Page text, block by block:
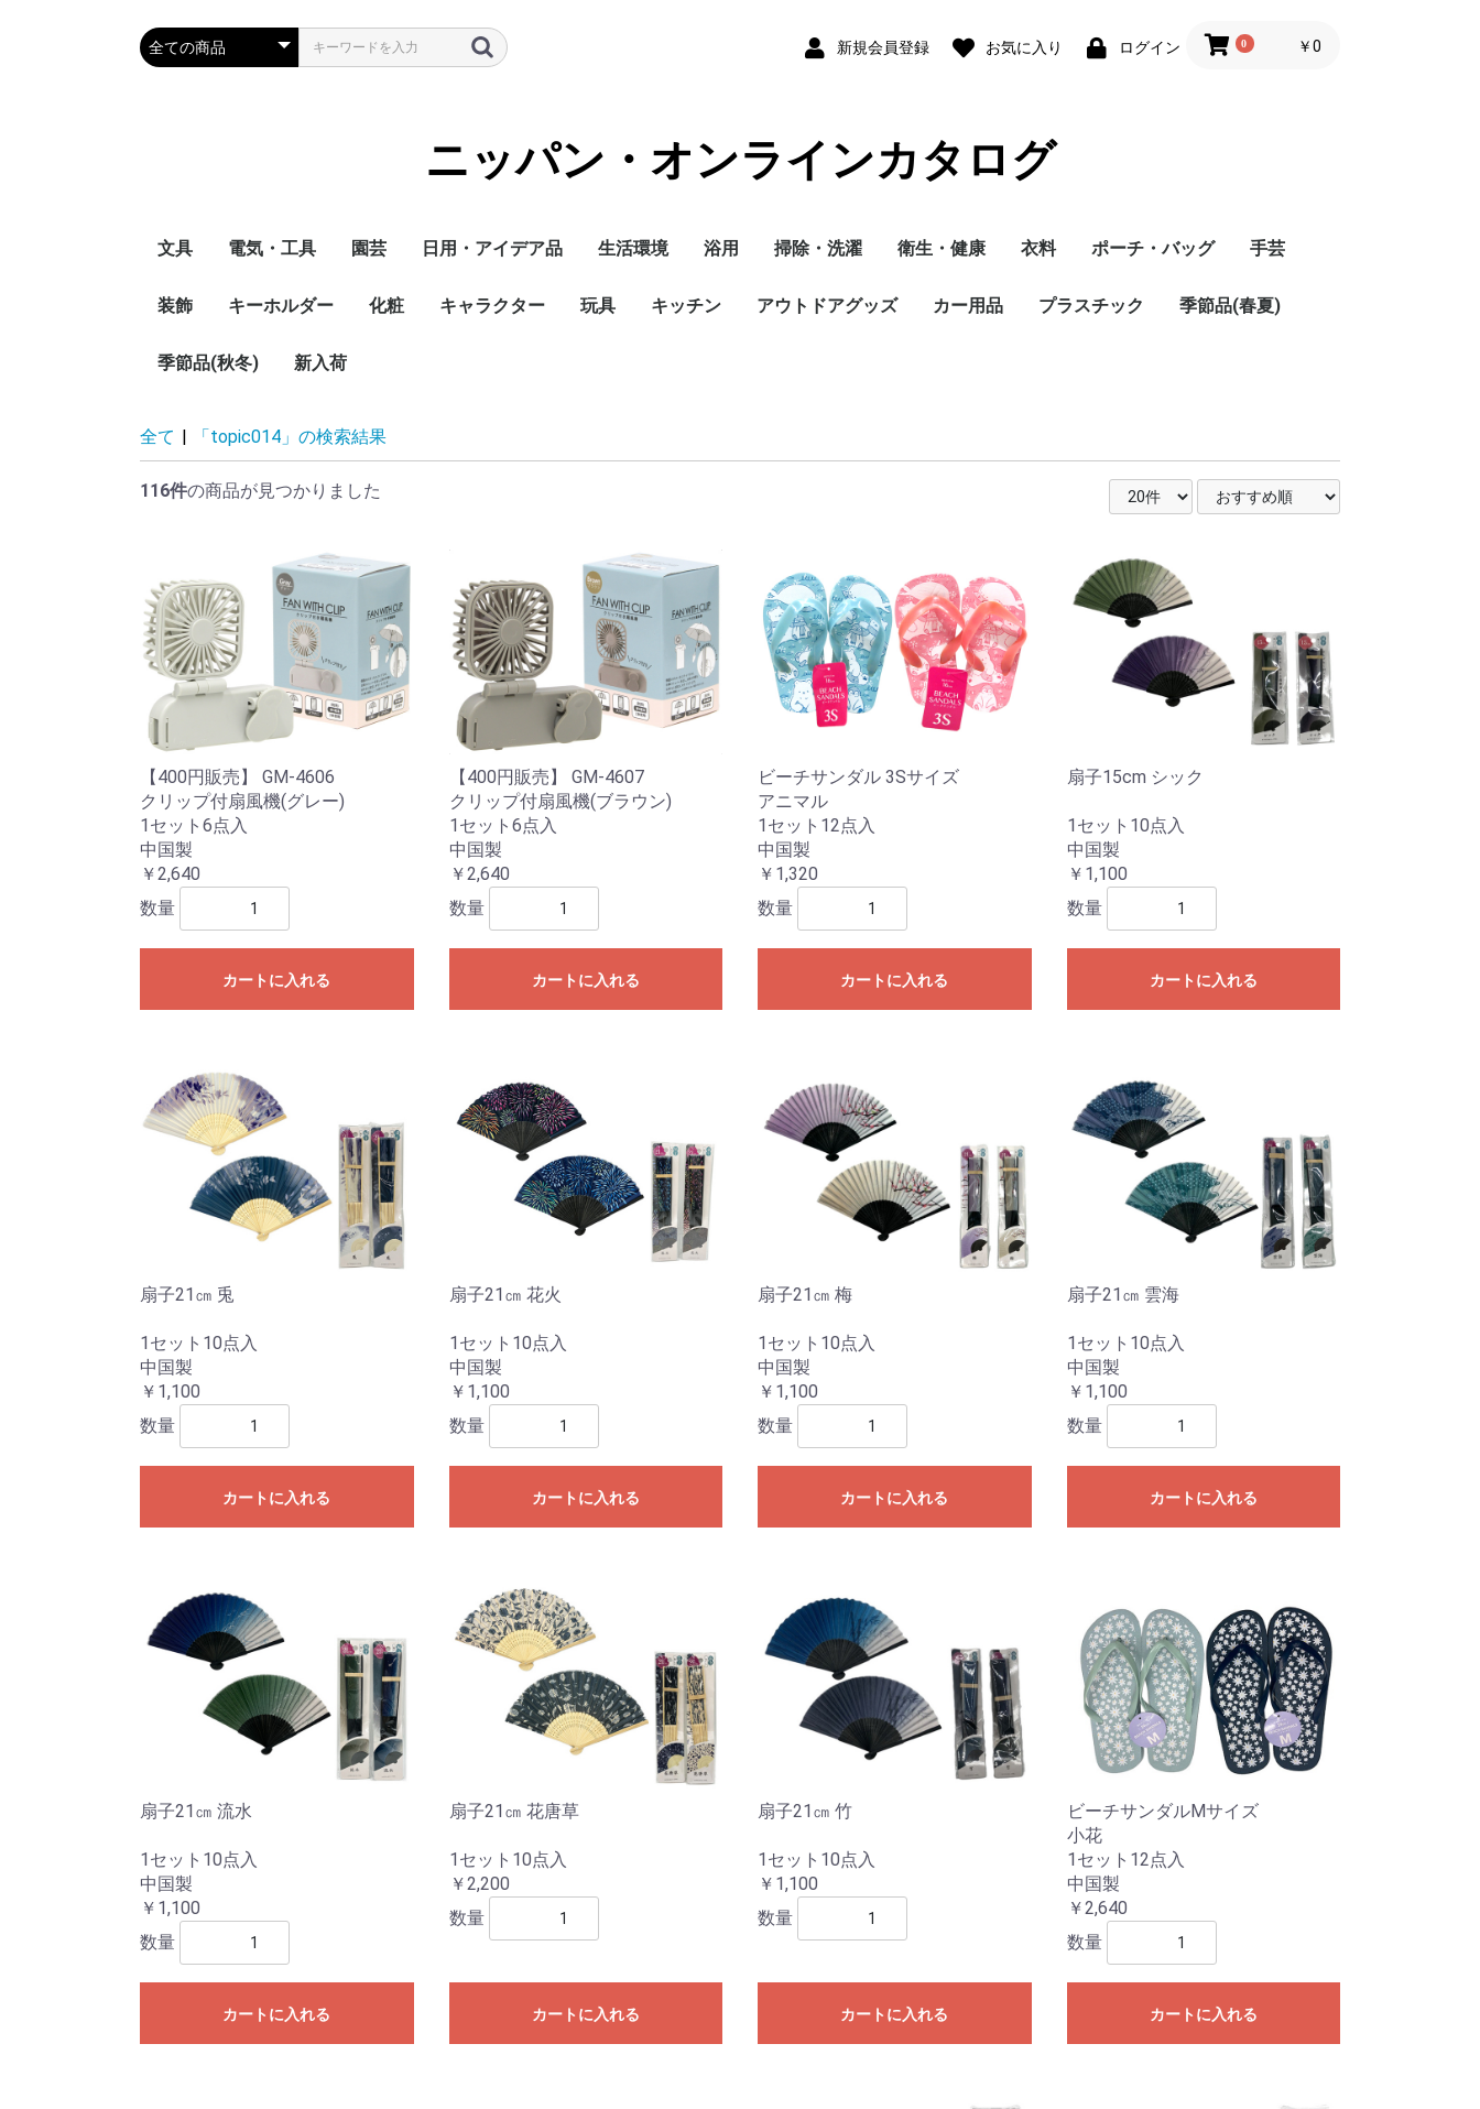
新規会員登録 お気に入り ログイン 0 ￥0
ニッパン・オンラインカタログ
文具 電気・工具 園芸 日用・アイデア品 生活環境 浴用 掃除・洗濯 衛生・健康 衣料 ポーチ・バッグ 手芸
装飾 キーホルダー 化粧 キャラクター 玩具 キッチン アウトドアグッズ カー用品 プラスチック 季節品(春夏)
季節品(秋冬) 新入荷
全て | 「topic014」の検索結果
116件の商品が見つかりました
【400円販売】 GM-4606
クリップ付扇風機(グレー)
1セット6点入
中国製
￥2,640
数量
カートに入れる
【400円販売】 GM-4607
クリップ付扇風機(ブラウン)
1セット6点入
中国製
￥2,640
数量
カートに入れる
ビーチサンダル 3Sサイズ
アニマル
1セット12点入
中国製
￥1,320
数量
カートに入れる
扇子15cm シック
1セット10点入
中国製
￥1,100
数量
カートに入れる
扇子21㎝ 兎
1セット10点入
中国製
￥1,100
数量
カートに入れる
扇子21㎝ 花火
1セット10点入
中国製
￥1,100
数量
カートに入れる
扇子21㎝ 梅
1セット10点入
中国製
￥1,100
数量
カートに入れる
扇子21㎝ 雲海
1セット10点入
中国製
￥1,100
数量
カートに入れる
扇子21㎝ 流水
1セット10点入
中国製
￥1,100
数量
カートに入れる
扇子21㎝ 花唐草
1セット10点入
￥2,200
数量
カートに入れる
扇子21㎝ 竹
1セット10点入
￥1,100
数量
カートに入れる
ビーチサンダルMサイズ
小花
1セット12点入
中国製
￥2,640
数量
カートに入れる